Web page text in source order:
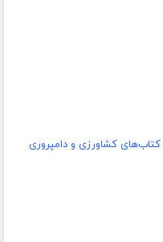
کتاب‌های کشاورزی و دامپروری